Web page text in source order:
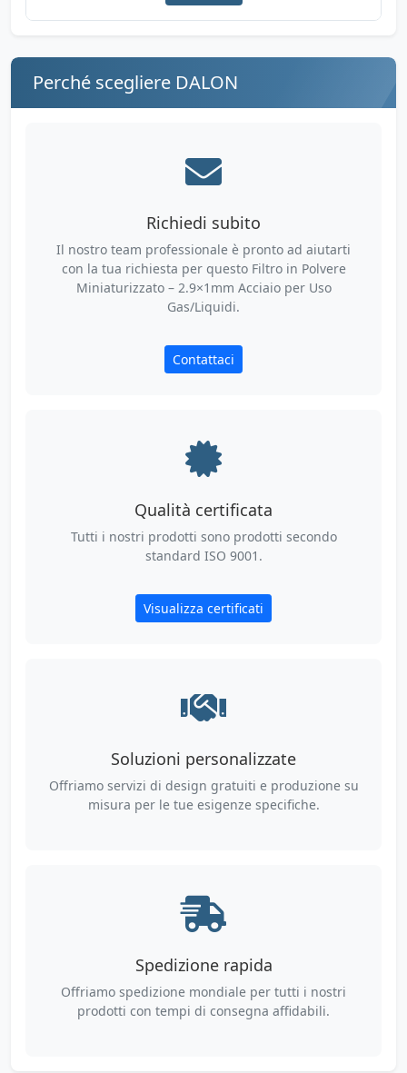
Perché scegliere DALON
Richiedi subito
Il nostro team professionale è pronto ad aiutarti
con la tua richiesta per questo Filtro in Polvere
Miniaturizzato – 2.9×1mm Acciaio per Uso
Gas/Liquidi.
Contattaci
Qualità certificata
Tutti i nostri prodotti sono prodotti secondo
standard ISO 9001.
Visualizza certificati
Soluzioni personalizzate
Offriamo servizi di design gratuiti e produzione su
misura per le tue esigenze specifiche.
Spedizione rapida
Offriamo spedizione mondiale per tutti i nostri
prodotti con tempi di consegna affidabili.